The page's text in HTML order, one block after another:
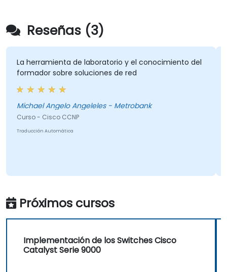
Reseñas (3)
La herramienta de laboratorio y el conocimiento del
formador sobre soluciones de red
Michael Angelo Angeleles - Metrobank
Curso - Cisco CCNP
Traducción Automática
Próximos cursos
Implementación de los Switches Cisco
Catalyst Serie 9000